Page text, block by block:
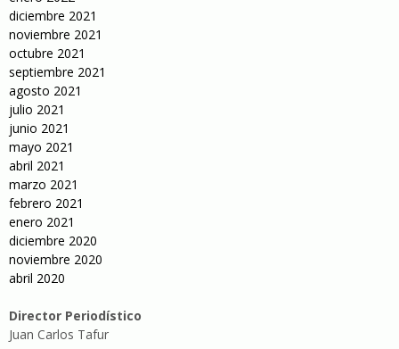
diciembre 2021
noviembre 2021
octubre 2021
septiembre 2021
agosto 2021
julio 2021
junio 2021
mayo 2021
abril 2021
marzo 2021
febrero 2021
enero 2021
diciembre 2020
noviembre 2020
abril 2020
Director Periodístico
Juan Carlos Tafur